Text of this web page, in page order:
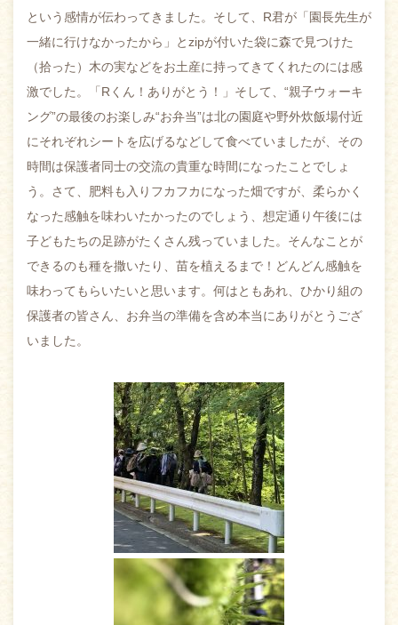
という感情が伝わってきました。そして、R君が「園長先生が
一緒に行けなかったから」とzipが付いた袋に森で見つけた
（拾った）木の実などをお土産に持ってきてくれたのには感
激でした。「Rくん！ありがとう！」そして、“親子ウォーキ
ング”の最後のお楽しみ“お弁当”は北の園庭や野外炊飯場付近
にそれぞれシートを広げるなどして食べていましたが、その
時間は保護者同士の交流の貴重な時間になったことでしょ
う。さて、肥料も入りフカフカになった畑ですが、柔らかく
なった感触を味わいたかったのでしょう、想定通り午後には
子どもたちの足跡がたくさん残っていました。そんなことが
できるのも種を撒いたり、苗を植えるまで！どんどん感触を
味わってもらいたいと思います。何はともあれ、ひかり組の
保護者の皆さん、お弁当の準備を含め本当にありがとうござ
いました。